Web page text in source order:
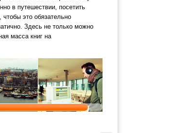
в путешествии, посетить
это обязательно
Здесь не только можно
масса книг на